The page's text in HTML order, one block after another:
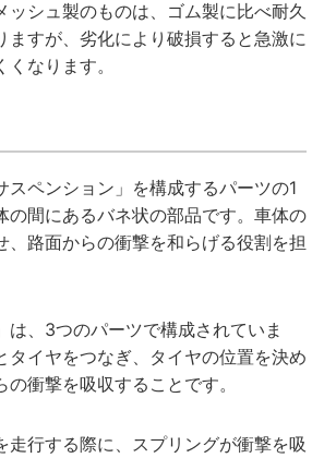
ッシュ製のものは、ゴム製に比べ耐久
ますが、劣化により破損すると急激に
なります。
スペンション」を構成するパーツの1
の間にあるバネ状の部品です。車体の
、路面からの衝撃を和らげる役割を担
は、3つのパーツで構成されていま
タイヤをつなぎ、タイヤの位置を決め
衝撃を吸収することです。
走行する際に、スプリングが衝撃を吸